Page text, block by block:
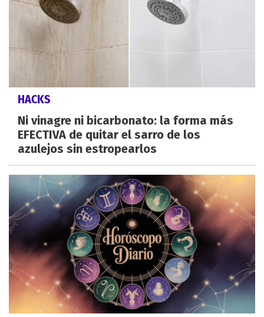
HACKS
Ni vinagre ni bicarbonato: la forma más
EFECTIVA de quitar el sarro de los
azulejos sin estropearlos